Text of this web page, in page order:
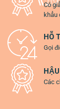
Có
khẩu
HỖ
Gọi
Các